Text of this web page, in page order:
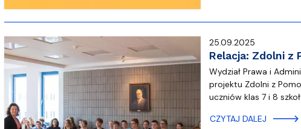
25.09.2025
Relacja: Zdolni z
Wydział Prawa i
projektu Zdolni z
uczniów klas 7 i 8
CZYTAJ DALEJ